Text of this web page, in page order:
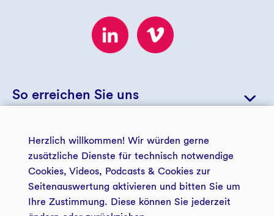
So erreichen Sie uns
+49 234 5797 5723
+49 234 5797 5188
info@gls-entwicklung.de
Kontakt und Anfahrt
© 2026 GLS Zukunftsstiftung Entwicklung
Herzlich willkommen! Wir würden gerne
zusätzliche Dienste für technisch notwendige
Cookies, Videos, Podcasts & Cookies zur
Seitenauswertung aktivieren und bitten Sie um
Ihre Zustimmung. Diese können Sie jederzeit